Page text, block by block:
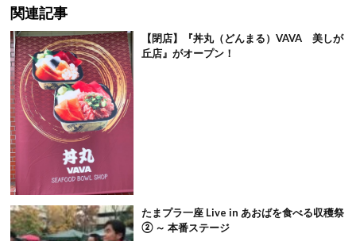
関連記事
【閉店】『丼丸（どんまる）VAVA 美しが
丘店』がオープン！
たまプラ一座 Live in あおばを食べる収穫祭
② ～ 本番ステージ